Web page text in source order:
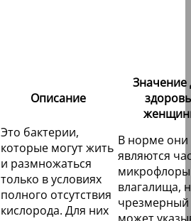
Описание
Значение
Это бактерии,
которые могут жить
и размножаться
только в условиях
полного отсутствия
кислорода. Для них
В норме они
являются
микрофлоры
влагалища,
чрезмерный